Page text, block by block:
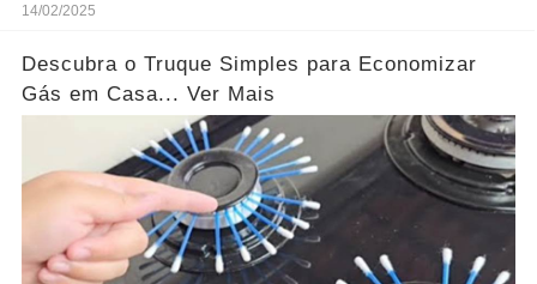
14/02/2025
Descubra o Truque Simples para Economizar
Gás em Casa... Ver Mais